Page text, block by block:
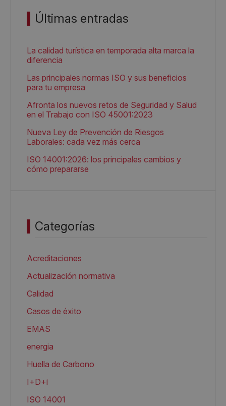
Últimas entradas
La calidad turística en temporada alta marca la
diferencia
Las principales normas ISO y sus beneficios
para tu empresa
Afronta los nuevos retos de Seguridad y Salud
en el Trabajo con ISO 45001:2023
Nueva Ley de Prevención de Riesgos
Laborales: cada vez más cerca
ISO 14001:2026: los principales cambios y
cómo prepararse
Categorías
Acreditaciones
Actualización normativa
Calidad
Casos de éxito
EMAS
energia
Huella de Carbono
I+D+i
ISO 14001